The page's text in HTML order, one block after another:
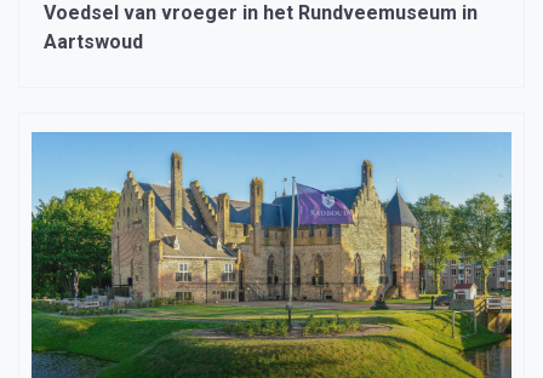
Voedsel van vroeger in het Rundveemuseum in
Aartswoud